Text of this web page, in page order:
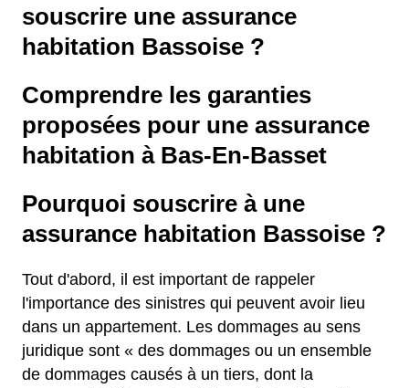
souscrire une assurance
habitation Bassoise ?
Comprendre les garanties
proposées pour une assurance
habitation à Bas-En-Basset
Pourquoi souscrire à une
assurance habitation Bassoise ?
Tout d'abord, il est important de rappeler
l'importance des sinistres qui peuvent avoir lieu
dans un appartement. Les dommages au sens
juridique sont « des dommages ou un ensemble
de dommages causés à un tiers, dont la